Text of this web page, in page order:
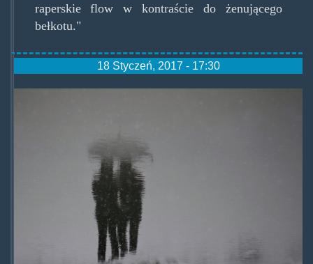
raperskie flow w kontraście do żenującego
bełkotu."
18 Styczeń, 2017 - 17:30
psilocybin-
study.jpg